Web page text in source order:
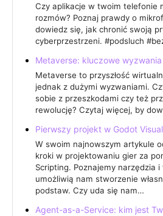
Czy aplikacje w twoim telefonie
rozmów? Poznaj prawdy o
dowiedz się, jak chronić swoją
cyberprzestrzeni. #podsluch
Metaverse: kluczowe
Metaverse to przyszłość
jednak z dużymi wyzwaniami.
sobie z przeszkodami czy też
rewolucję? Czytaj więcej, by
Pierwszy projekt w Godot
W swoim najnowszym artykule
kroki w projektowaniu gier za
Scripting. Poznajemy narzędzia
umożliwią nam stworzenie
podstaw. Czy uda się nam…
Agent-as-a-Service: kim jest